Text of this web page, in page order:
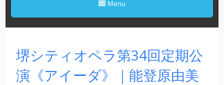
Menu
堺シティオペラ第34回定期公
演《アイーダ》｜能登原由美